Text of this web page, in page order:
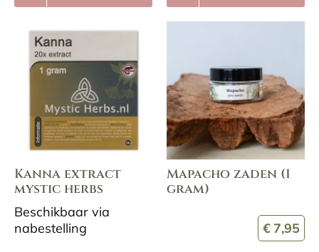
Kanna extract
mystic herbs
Beschikbaar via
nabestelling
Mapacho zaden (1
gram)
€ 7,95